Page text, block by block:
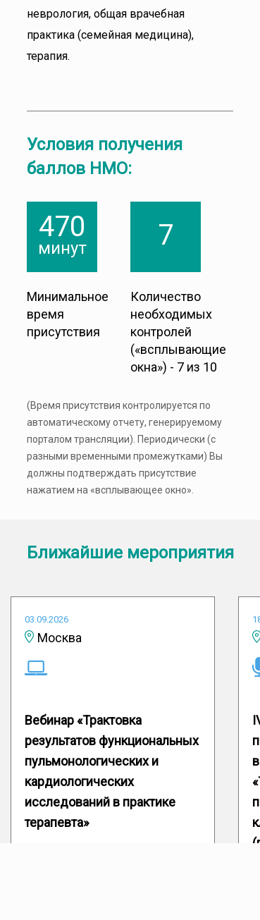
неврология, общая врачебная
практика (семейная медицина),
терапия.
Условия получения
баллов НМО:
470
минут
Минимальное
время
присутствия
7
Количество
необходимых
контролей
(«всплывающие
окна») - 7 из 10
(Время присутствия контролируется по
автоматическому отчету, генерируемому
порталом трансляции). Периодически (с
разными временными промежутками) Вы
должны подтверждать присутствие
нажатием на «всплывающее окно».
Ближайшие мероприятия
03.09.2026
Москва
Вебинар «Трактовка
результатов функциональных
пульмонологических и
кардиологических
исследований в практике
терапевта»